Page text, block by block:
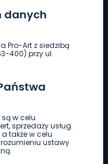
danych
Pro-Art z siedzibą
400) przy ul.
w celu
sprzedaży usług
także w celu
ustawy